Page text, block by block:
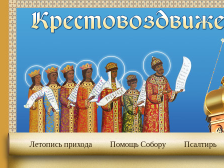
Летопись прихода Помощь Собору Псалтирь